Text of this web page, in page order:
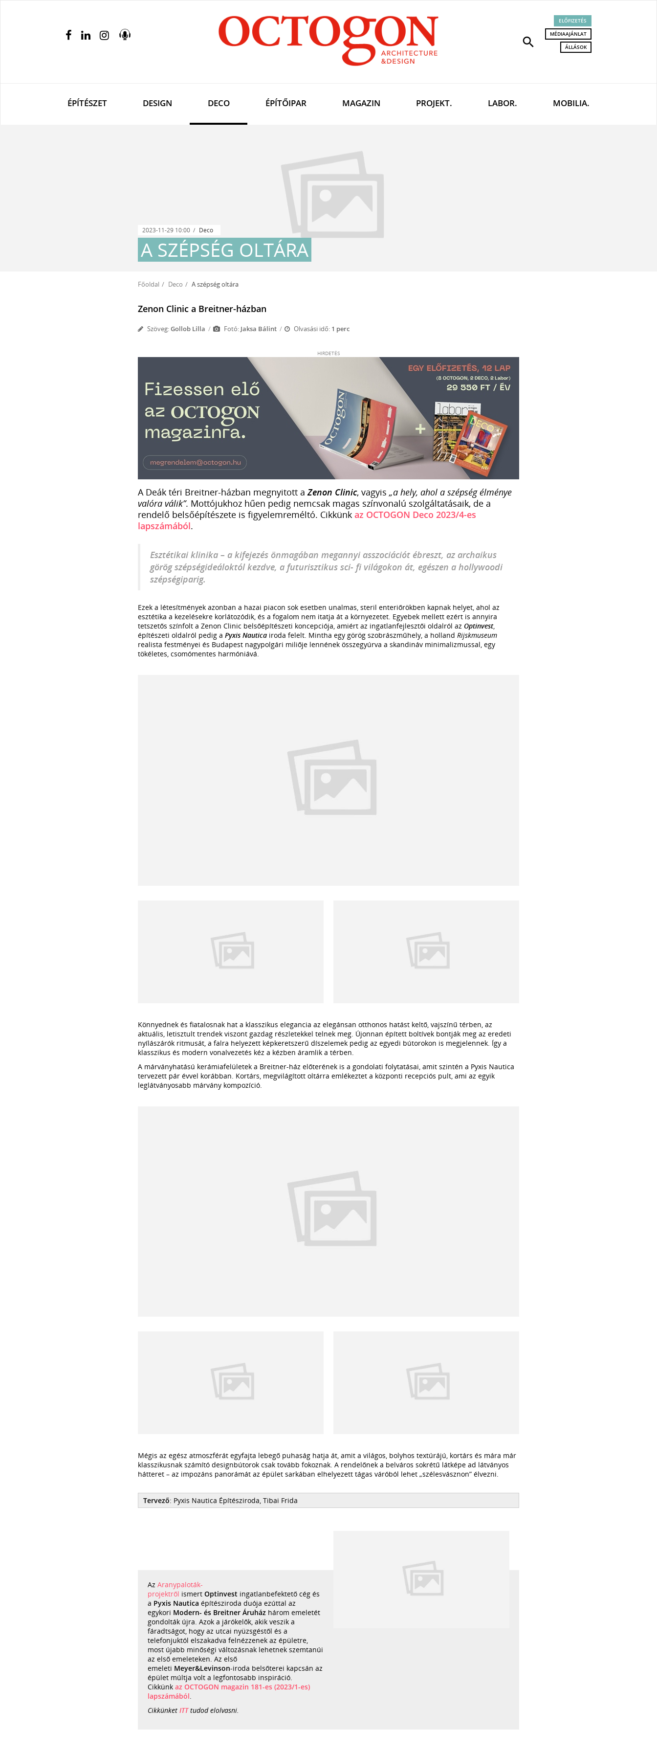
search
ELŐFIZETÉS
MÉDIAAJÁNLAT
ÁLLÁSOK
ÉPÍTÉSZET DESIGN DECO ÉPÍTŐIPAR MAGAZIN PROJEKT. LABOR. MOBILIA.
2023-11-29 10:00 Deco
A SZÉPSÉG OLTÁRA
Főoldal Deco A szépség oltára
Zenon Clinic a Breitner-házban
Szöveg:Gollob Lilla Fotó: Jaksa Bálint Olvasási idő: 1 perc
HIRDETÉS
A Deák téri Breitner-házban megnyitott aZenon Clinic, vagyis „a hely, ahol a szépség élménye
valóra válik”. Mottójukhoz hűen pedig nemcsak magas színvonalú szolgáltatásaik, de a
rendelő belsőépítészete is figyelemreméltó. Cikkünk az OCTOGON Deco 2023/4-es
lapszámából.
Esztétikai klinika – a kifejezés önmagában megannyi asszociációt ébreszt, az archaikus
görög szépségideáloktól kezdve, a futurisztikus sci- fi világokon át, egészen a hollywoodi
szépségiparig.
Ezek a létesítmények azonban a hazai piacon sok esetben unalmas, steril enteriőrökben kapnak helyet, ahol az
esztétika a kezelésekre korlátozódik, és a fogalom nem itatja át a környezetet. Egyebek mellett ezért is annyira
tetszetős színfolt a Zenon Clinic belsőépítészeti koncepciója, amiért az ingatlanfejlesztői oldalról az Optinvest,
építészeti oldalról pedig a Pyxis Nautica iroda felelt. Mintha egy görög szobrászműhely, a holland Rijskmuseum
realista festményei és Budapest nagypolgári miliője lennének összegyúrva a skandináv minimalizmussal, egy
tökéletes, csomómentes harmóniává.
Könnyednek és fiatalosnak hat a klasszikus elegancia az elegánsan otthonos hatást keltő, vajszínű térben, az
aktuális, letisztult trendek viszont gazdag részletekkel telnek meg. Újonnan épített boltívek bontják meg az eredeti
nyílászárók ritmusát, a falra helyezett képkeretszerű díszelemek pedig az egyedi bútorokon is megjelennek. Így a
klasszikus és modern vonalvezetés kéz a kézben áramlik a térben.
A márványhatású kerámiafelületek a Breitner-ház előterének is a gondolati folytatásai, amit szintén a Pyxis Nautica
tervezett pár évvel korábban. Kortárs, megvilágított oltárra emlékeztet a központi recepciós pult, ami az egyik
leglátványosabb márvány kompozíció.
Mégis az egész atmoszférát egyfajta lebegő puhaság hatja át, amit a világos, bolyhos textúrájú, kortárs és mára már
klasszikusnak számító designbútorok csak tovább fokoznak. A rendelőnek a belváros sokrétű látképe ad látványos
hátteret – az impozáns panorámát az épület sarkában elhelyezett tágas váróból lehet „szélesvásznon” élvezni.
Tervező: Pyxis Nautica Építésziroda, Tibai Frida
Az Aranypaloták-
projektről ismert Optinvest ingatlanbefektető cég és
a Pyxis Nautica építésziroda duója ezúttal az
egykori Modern- és Breitner Áruház három emeletét
gondolták újra. Azok a járókelők, akik veszik a
fáradtságot, hogy az utcai nyüzsgéstől és a
telefonjuktól elszakadva felnézzenek az épületre,
most újabb minőségi változásnak lehetnek szemtanúi
az első emeleteken. Az első
emeleti Meyer&Levinson-iroda belsőterei kapcsán az
épület múltja volt a legfontosabb inspiráció.
Cikkünk az OCTOGON magazin 181-es (2023/1-es)
lapszámából.
Cikkünket ITTtudod elolvasni.